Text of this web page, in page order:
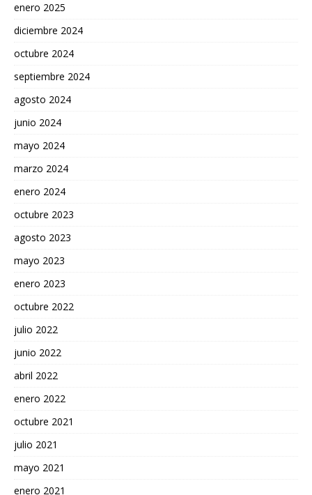
enero 2025
diciembre 2024
octubre 2024
septiembre 2024
agosto 2024
junio 2024
mayo 2024
marzo 2024
enero 2024
octubre 2023
agosto 2023
mayo 2023
enero 2023
octubre 2022
julio 2022
junio 2022
abril 2022
enero 2022
octubre 2021
julio 2021
mayo 2021
enero 2021